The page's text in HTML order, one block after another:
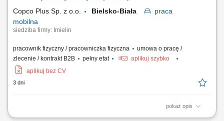
Copco Plus Sp. z o.o. Bielsko-Biała
praca
mobilna
siedziba firmy: Imielin
pracownik fizyczny / pracowniczka fizyczna
umowa o pracę /
zlecenie / kontrakt B2B
pełny etat
aplikuj szybko
aplikuj bez CV
3 dni
pokaż opis
Zadania Utrzymanie ciągłości pracy linii produkcyjnych poprzez